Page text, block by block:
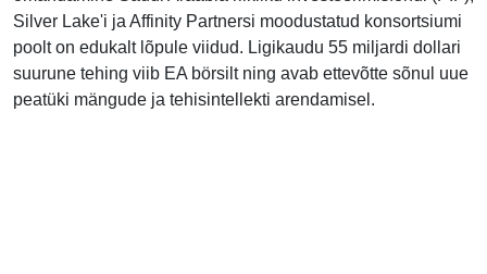
Silver Lake'i ja Affinity Partnersi moodustatud konsortsiumi
poolt on edukalt lõpule viidud. Ligikaudu 55 miljardi dollari
suurune tehing viib EA börsilt ning avab ettevõtte sõnul uue
peatüki mängude ja tehisintellekti arendamisel.